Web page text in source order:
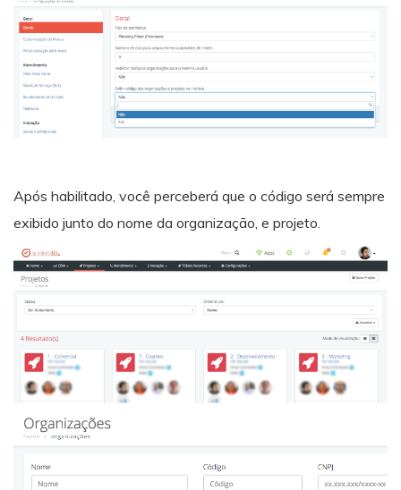
Após habilitado, você perceberá que o código será sempre
exibido junto do nome da organização, e projeto.